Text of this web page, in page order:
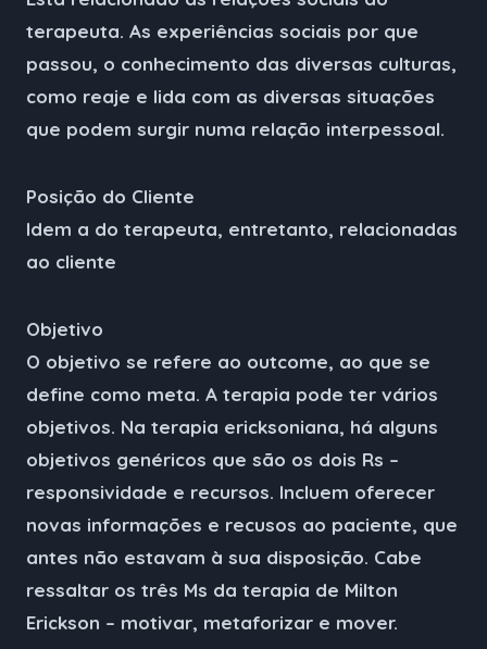
terapeuta. As experiências sociais por que
passou, o conhecimento das diversas culturas,
como reaje e lida com as diversas situações
que podem surgir numa relação interpessoal.
Posição do Cliente
Idem a do terapeuta, entretanto, relacionadas
ao cliente
Objetivo
O objetivo se refere ao outcome, ao que se
define como meta. A terapia pode ter vários
objetivos. Na terapia ericksoniana, há alguns
objetivos genéricos que são os dois Rs –
responsividade e recursos. Incluem oferecer
novas informações e recusos ao paciente, que
antes não estavam à sua disposição. Cabe
ressaltar os três Ms da terapia de Milton
Erickson – motivar, metaforizar e mover.